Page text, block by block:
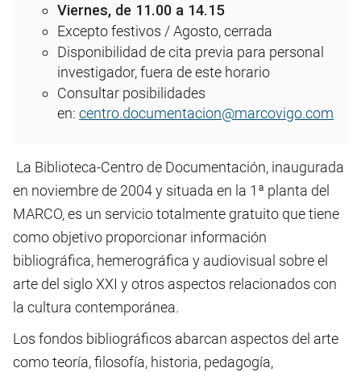
Viernes, de 11.00 a 14.15
Excepto festivos / Agosto, cerrada
Disponibilidad de cita previa para personal
investigador, fuera de este horario
Consultar posibilidades
en: centro.documentacion@marcovigo.com
La Biblioteca-Centro de Documentación, inaugurada
en noviembre de 2004 y situada en la 1ª planta del
MARCO, es un servicio totalmente gratuito que tiene
como objetivo proporcionar información
bibliográfica, hemerográfica y audiovisual sobre el
arte del siglo XXI y otros aspectos relacionados con
la cultura contemporánea.
Los fondos bibliográficos abarcan aspectos del arte
como teoría, filosofía, historia, pedagogía,